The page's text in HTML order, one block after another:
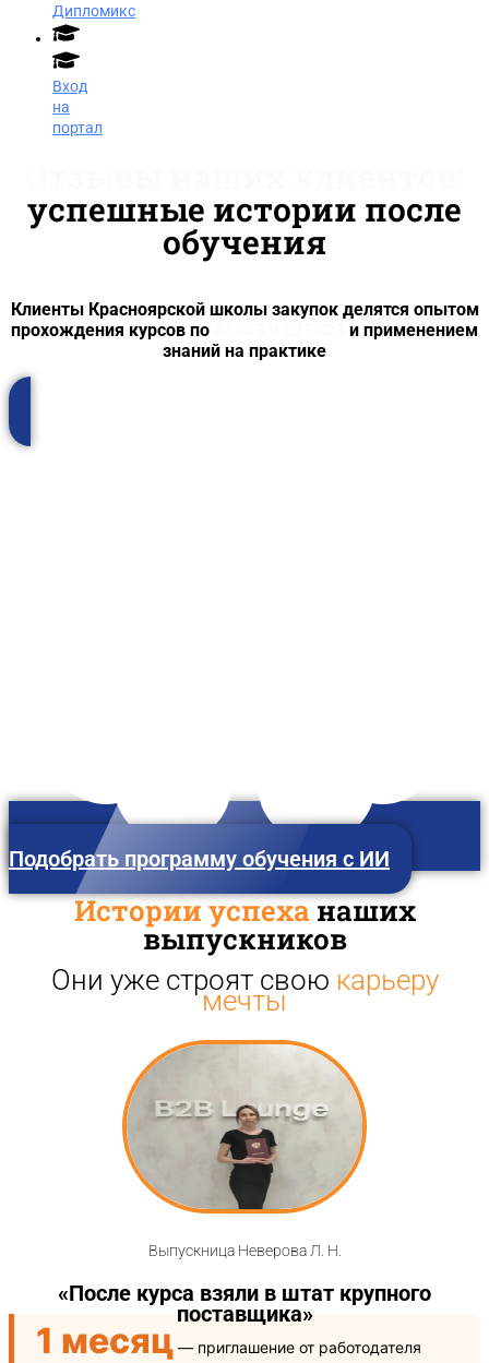
Заказать звонок
Красноярск
Дипломикс
Вход
на
портал
успешные истории после
обучения
Клиенты Красноярской школы закупок делятся опытом
прохождения курсов по
и применением
знаний на практике
Подобрать программу обучения с ИИ
Истории успеханаших
выпускников
Они уже строят свою карьеру
мечты
Выпускница Неверова Л. Н.
«После курса взяли в штат крупного
поставщика»
1 месяц — приглашение от работодателя